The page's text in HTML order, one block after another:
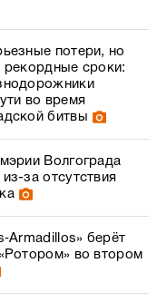
потери, но
рекордные сроки:
во время
битвы
Волгограда
за отсутствия
берёт
во втором